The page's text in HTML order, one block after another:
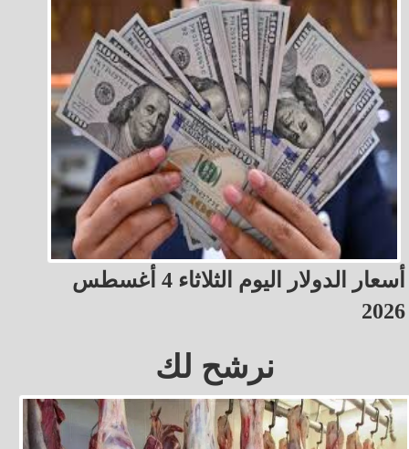
أسعار الدولار اليوم الثلاثاء 4 أغسطس
2026
نرشح لك